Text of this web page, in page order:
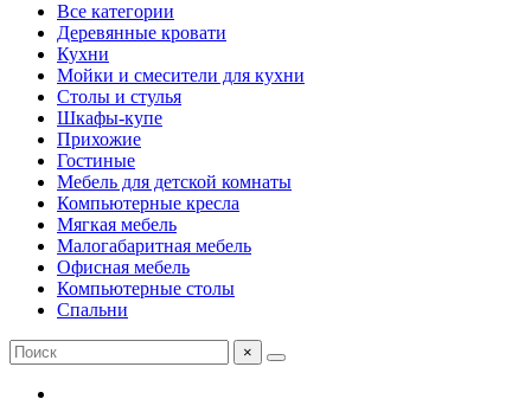
Все категории
Деревянные кровати
Кухни
Мойки и смесители для кухни
Столы и стулья
Шкафы-купе
Прихожие
Гостиные
Мебель для детской комнаты
Компьютерные кресла
Мягкая мебель
Малогабаритная мебель
Офисная мебель
Компьютерные столы
Спальни
×